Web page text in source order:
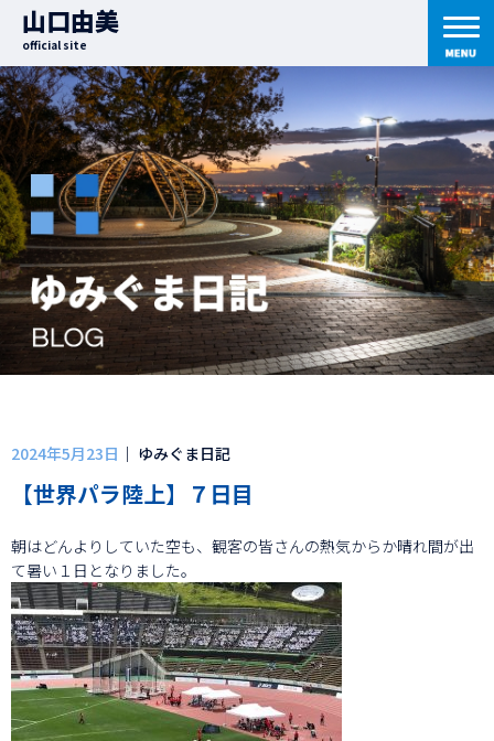
山口由美
official site
2024年5月23日 ｜ ゆみぐま日記
【世界パラ陸上】７日目
朝はどんよりしていた空も、観客の皆さんの熱気からか晴れ間が出
て暑い１日となりました。